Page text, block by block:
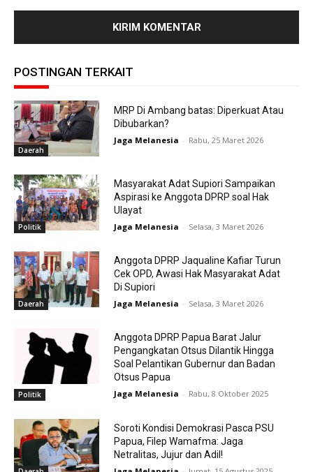
POSTINGAN TERKAIT
Daerah
MRP Di Ambang batas: Diperkuat Atau
Dibubarkan?
Jaga Melanesia - Rabu, 25 Maret 2026
Politik
Masyarakat Adat Supiori Sampaikan
Aspirasi ke Anggota DPRP soal Hak
Ulayat
Jaga Melanesia - Selasa, 3 Maret 2026
Daerah
Anggota DPRP Jaqualine Kafiar Turun
Cek OPD, Awasi Hak Masyarakat Adat
Di Supiori
Jaga Melanesia - Selasa, 3 Maret 2026
Politik
Anggota DPRP Papua Barat Jalur
Pengangkatan Otsus Dilantik Hingga
Soal Pelantikan Gubernur dan Badan
Otsus Papua
Jaga Melanesia - Rabu, 8 Oktober 2025
Soroti Kondisi Demokrasi Pasca PSU
Papua, Filep Wamafma: Jaga
Netralitas, Jujur dan Adil!